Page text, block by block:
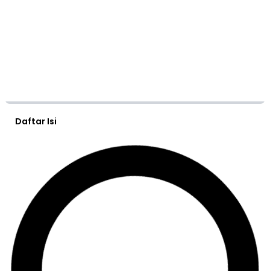
Daftar Isi